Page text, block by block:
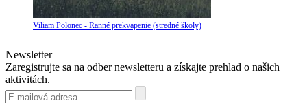
Viliam Polonec - Ranné prekvapenie (stredné školy)
Newsletter
Zaregistrujte sa na odber newsletteru a získajte prehlad o našich
aktivitách.